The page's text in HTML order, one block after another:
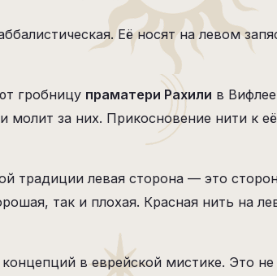
Её носят на левом
гробницу праматери Рахили в
молит за них. Прикосновение нити к
традиции левая сторона — это
так и плохая. Красная нить на
в еврейской мистике. Это